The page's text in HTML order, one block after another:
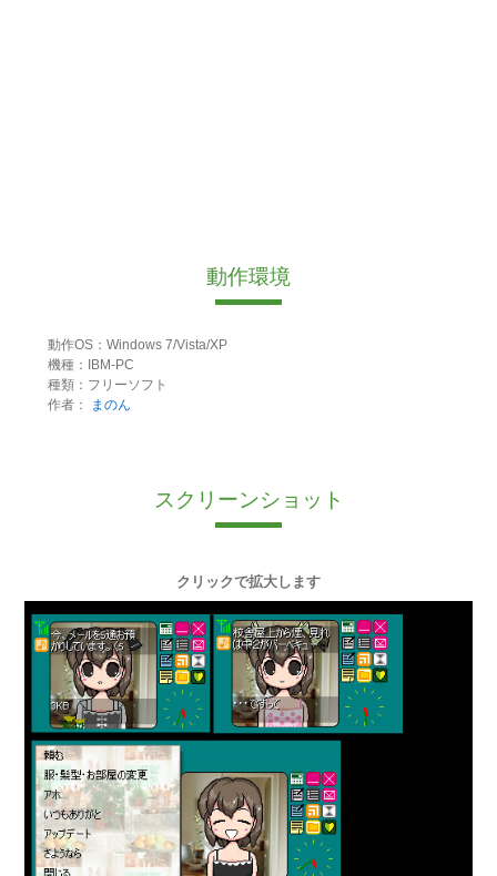
動作環境
動作OS：Windows 7/Vista/XP
機種：IBM-PC
種類：フリーソフト
作者：
まのん
スクリーンショット
クリックで拡大します